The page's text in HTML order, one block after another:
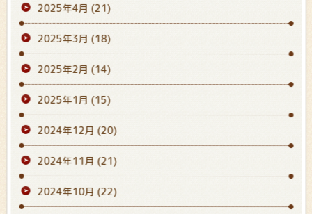
2025年4月 (21)
2025年3月 (18)
2025年2月 (14)
2025年1月 (15)
2024年12月 (20)
2024年11月 (21)
2024年10月 (22)